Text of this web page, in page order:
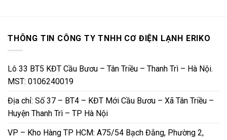
THÔNG TIN CÔNG TY TNHH CƠ ĐIỆN LẠNH ERIKO
Lô 33 BT5 KĐT Cầu Bươu – Tân Triều – Thanh Trì – Hà Nội.
MST: 0106240019
Địa chỉ: Số 37 – BT4 – KĐT Mới Cầu Bươu – Xã Tân Triều –
Huyện Thanh Trì – TP Hà Nội
VP – Kho Hàng TP HCM: A75/54 Bạch Đằng, Phường 2,